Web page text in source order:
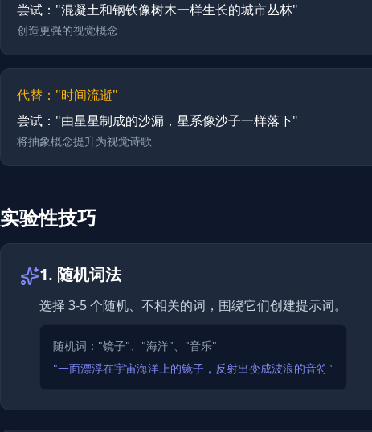
尝试："混凝土和钢铁像树木一样生长的城市丛林"
创造更强的视觉概念
代替："时间流逝"
尝试："由星星制成的沙漏，星系像沙子一样落下"
将抽象概念提升为视觉诗歌
实验性技巧
1. 随机词法
选择 3-5 个随机、不相关的词，围绕它们创建提示词。
随机词："镜子"、"海洋"、"音乐"
"一面漂浮在宇宙海洋上的镜子，反射出变成波浪的音符"